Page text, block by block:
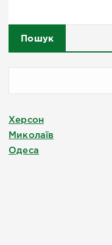
Пошук
Херсон
Миколаїв
Одеса